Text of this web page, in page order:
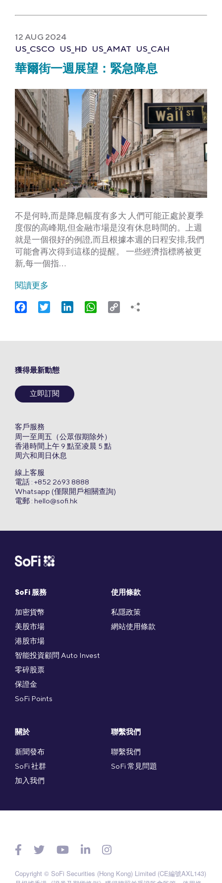
12 AUG 2024
US_CSCO US_HD US_AMAT US_CAH
華爾街一週展望：緊急降息
不是何時,而是降息幅度有多大 人們可能正處於夏季
度假的高峰期,但金融市場是沒有休息時間的。上週
就是一個很好的例證,而且根據本週的日程安排,我們
可能會再次得到這樣的提醒。 一些經濟指標將被更
新,每一個指…
閱讀更多
FacebookTwitter LinkedIn WhatsApp
Copy
SoFi 服務
加密貨幣
美股市場
港股市場
智能投資顧問 Auto Invest
零碎股票
保證金
SoFi Points
使用條款
私隱政策
網站使用條款
關於
新聞發布
SoFi 社群
加入我們
聯繫我們
聯繫我們
SoFi 常見問題
獲得最新動態
立即訂閱
客戶服務
周一至周五（公眾假期除外）
香港時間上午 9 點至凌晨 5 點
周六和周日休息
線上客服
電話 : +852 2693 8888
Whatsapp (僅限開戶相關查詢)
電郵 : hello@sofi.hk
Copyright © SoFi Securities (Hong Kong) Limited (CE編號AXL143)